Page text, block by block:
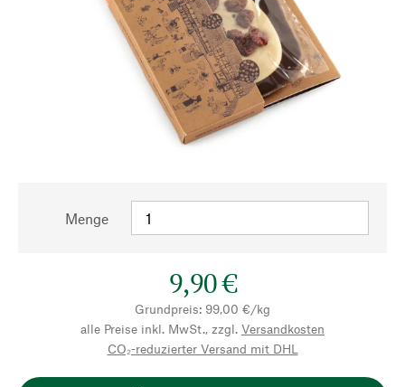
Menge
9,90 €
Grundpreis: 99,00 €/kg
alle Preise inkl. MwSt., zzgl. Versandkosten
CO₂-reduzierter Versand mit DHL